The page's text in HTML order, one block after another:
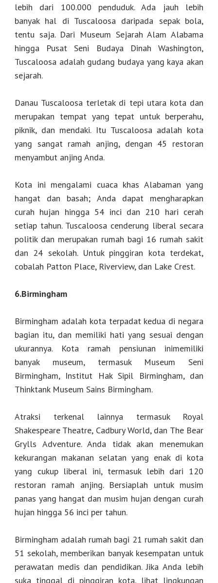
lebih dari 100.000 penduduk. Ada jauh lebih
banyak hal di Tuscaloosa daripada sepak bola,
tentu saja. Dari Museum Sejarah Alam Alabama
hingga Pusat Seni Budaya Dinah Washington,
Tuscaloosa adalah gudang budaya yang kaya akan
sejarah.
Danau Tuscaloosa terletak di tepi utara kota dan
merupakan tempat yang tepat untuk berperahu,
piknik, dan mendaki. Itu Tuscaloosa adalah kota
yang sangat ramah anjing, dengan 45 restoran
menyambut anjing Anda.
Kota ini mengalami cuaca khas Alabaman yang
hangat dan basah; Anda dapat mengharapkan
curah hujan hingga 54 inci dan 210 hari cerah
setiap tahun. Tuscaloosa cenderung liberal secara
politik dan merupakan rumah bagi 16 rumah sakit
dan 24 sekolah. Untuk pinggiran kota terdekat,
cobalah Patton Place, Riverview, dan Lake Crest.
6.Birmingham
Birmingham adalah kota terpadat kedua di negara
bagian itu, dan memiliki hati yang sesuai dengan
ukurannya. Kota ramah pensiunan inimemiliki
banyak museum, termasuk Museum Seni
Birmingham, Institut Hak Sipil Birmingham, dan
Thinktank Museum Sains Birmingham.
Atraksi terkenal lainnya termasuk Royal
Shakespeare Theatre, Cadbury World, dan The Bear
Grylls Adventure. Anda tidak akan menemukan
kekurangan makanan selatan yang enak di kota
yang cukup liberal ini, termasuk lebih dari 120
restoran ramah anjing. Bersiaplah untuk musim
panas yang hangat dan musim hujan dengan curah
hujan hingga 56 inci per tahun.
Birmingham adalah rumah bagi 21 rumah sakit dan
51 sekolah, memberikan banyak kesempatan untuk
perawatan medis dan pendidikan. Jika Anda lebih
suka tinggal di pinggiran kota, lihat lingkungan